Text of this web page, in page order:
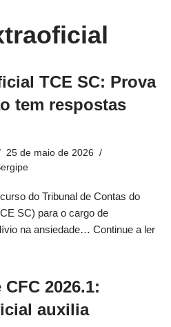
TCE SC: Prova
tem respostas
25 de maio de 2026
do Tribunal de Contas do
SC) para o cargo de
na ansiedade… Continue a ler
2026.1:
auxilia